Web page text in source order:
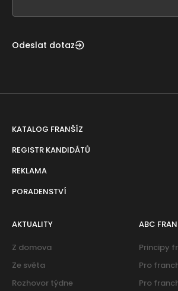
Odeslat dotaz
KATALOG FRANŠÍZ
REGISTR KANDIDÁTŮ
REKLAMA
PORADENSTVÍ
AKTUALITY
Z domova
Ze světa
Rozhovor týdne
ABC
Principy
Pro
Pro